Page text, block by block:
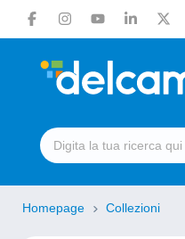
Homepage Collezioni